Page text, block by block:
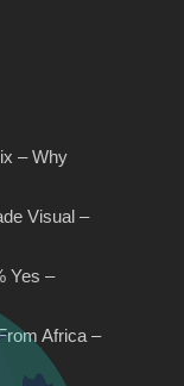
nog
op alle
– Why
– Why
Visual –
Yes –
Africa –